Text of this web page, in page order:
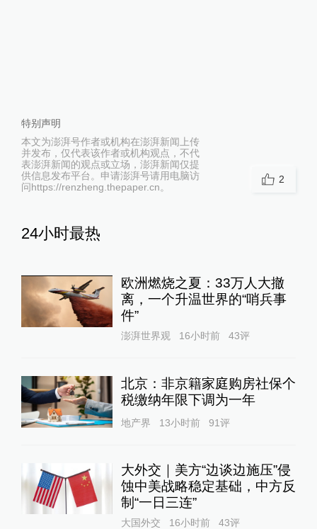
特别声明
本文为澎湃号作者或机构在澎湃新闻上传
并发布，仅代表该作者或机构观点，不代
表澎湃新闻的观点或立场，澎湃新闻仅提
供信息发布平台。申请澎湃号请用电脑访
问https://renzheng.thepaper.cn。
2
24小时最热
欧洲燃烧之夏：33万人大撤
离，一个升温世界的“哨兵事
件”
澎湃世界观 16小时前 43评
北京：非京籍家庭购房社保个
税缴纳年限下调为一年
地产界 13小时前 91评
大外交｜美方“边谈边施压”侵
蚀中美战略稳定基础，中方反
制“一日三连”
大国外交 16小时前 43评